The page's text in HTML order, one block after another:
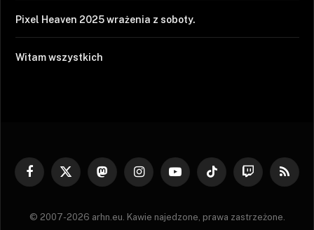
Pixel Heaven 2025 wrażenia z soboty.
Witam wszystkich
Facebook
X
MastodonInstagramYouTubeTikTok Twitch RSS
© 2007-2026 arhn.eu. Kawie najedzone, prawa zastrzeżone.